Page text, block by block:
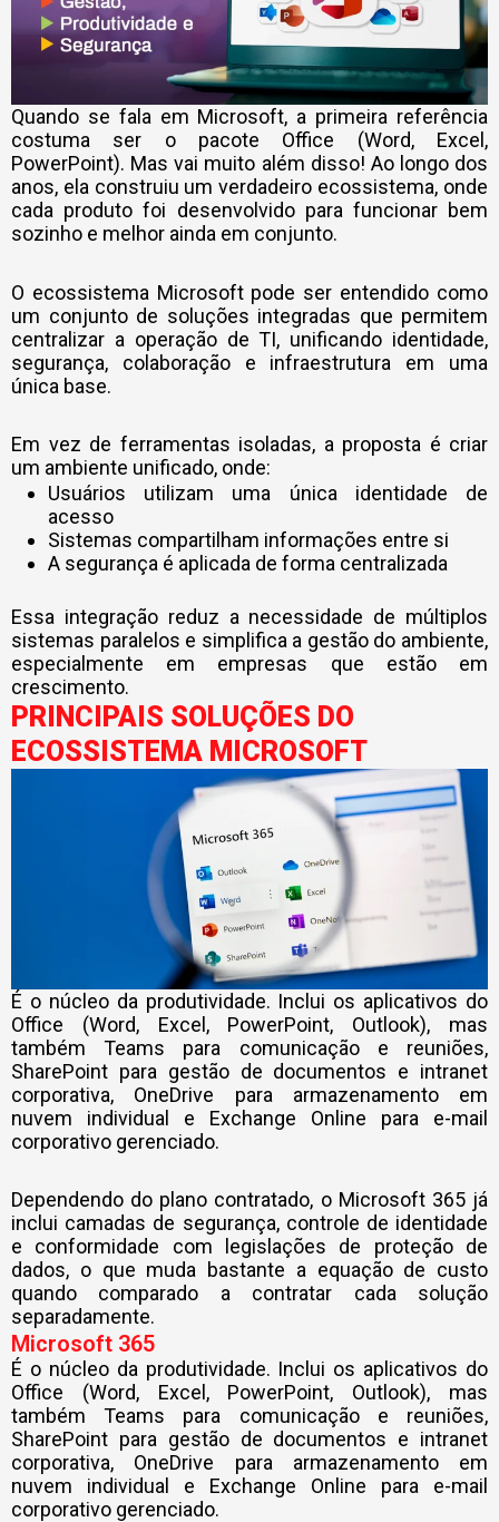
Quando se fala em Microsoft, a primeira referência
costuma ser o pacote Office (Word, Excel,
PowerPoint). Mas vai muito além disso! Ao longo dos
anos, ela construiu um verdadeiro ecossistema, onde
cada produto foi desenvolvido para funcionar bem
sozinho e melhor ainda em conjunto.
O ecossistema Microsoft pode ser entendido como
um conjunto de soluções integradas que permitem
centralizar a operação de TI, unificando identidade,
segurança, colaboração e infraestrutura em uma
única base.
Em vez de ferramentas isoladas, a proposta é criar
um ambiente unificado, onde:
Usuários utilizam uma única identidade de
acesso
Sistemas compartilham informações entre si
A segurança é aplicada de forma centralizada
Essa integração reduz a necessidade de múltiplos
sistemas paralelos e simplifica a gestão do ambiente,
especialmente em empresas que estão em
crescimento.
PRINCIPAIS SOLUÇÕES DO
ECOSSISTEMA MICROSOFT
É o núcleo da produtividade. Inclui os aplicativos do
Office (Word, Excel, PowerPoint, Outlook), mas
também Teams para comunicação e reuniões,
SharePoint para gestão de documentos e intranet
corporativa, OneDrive para armazenamento em
nuvem individual e Exchange Online para e-mail
corporativo gerenciado.
Dependendo do plano contratado, o Microsoft 365 já
inclui camadas de segurança, controle de identidade
e conformidade com legislações de proteção de
dados, o que muda bastante a equação de custo
quando comparado a contratar cada solução
separadamente.
Microsoft 365
É o núcleo da produtividade. Inclui os aplicativos do
Office (Word, Excel, PowerPoint, Outlook), mas
também Teams para comunicação e reuniões,
SharePoint para gestão de documentos e intranet
corporativa, OneDrive para armazenamento em
nuvem individual e Exchange Online para e-mail
corporativo gerenciado.